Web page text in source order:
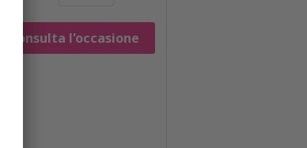
Consulta l'occasione